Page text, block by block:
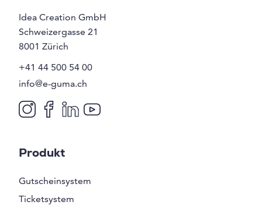
Idea Creation GmbH
Schweizergasse 21
8001 Zürich
+41 44 500 54 00
info@e-guma.ch
Produkt
Gutscheinsystem
Ticketsystem